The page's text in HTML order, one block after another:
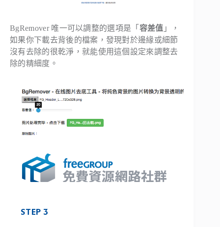
BgRemover 唯一可以調整的選項是「 容差值 」，
如果你下載去背後的檔案，發現對於邊緣或細節
沒有去除的很乾淨，就能使用這個設定來調整去
除的精細度。
STEP 3